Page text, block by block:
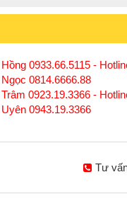
0933.66.5115 -
0814.6666.88
0923.19.3366 -
0943.19.3366
Tư